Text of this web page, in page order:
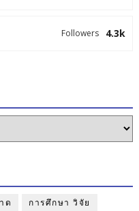
4.3k
Followers
ด การศึกษา วิจัย